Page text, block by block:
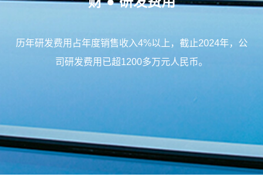
历年研发费用占年度销售收入4%以上，截止2024年，公
司研发费用已超1200多万元人民币。